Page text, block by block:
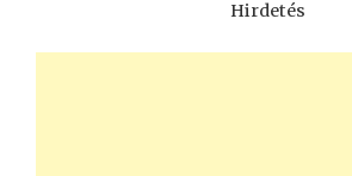
Hirdetés